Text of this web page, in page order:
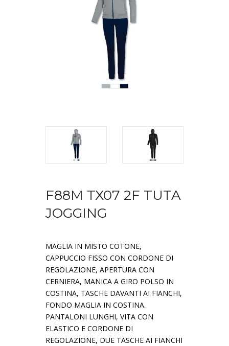
F88M TX07 2F TUTA
JOGGING
MAGLIA IN MISTO COTONE,
CAPPUCCIO FISSO CON CORDONE DI
REGOLAZIONE, APERTURA CON
CERNIERA, MANICA A GIRO POLSO IN
COSTINA, TASCHE DAVANTI AI FIANCHI,
FONDO MAGLIA IN COSTINA.
PANTALONI LUNGHI, VITA CON
ELASTICO E CORDONE DI
REGOLAZIONE, DUE TASCHE AI FIANCHI